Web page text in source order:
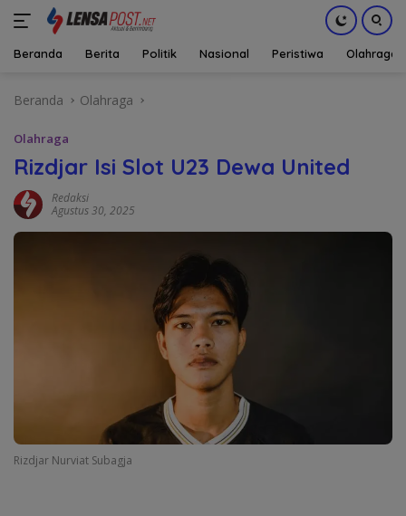
Beranda Berita Politik Nasional Peristiwa Olahraga
Beranda Olahraga
Olahraga
Rizdjar Isi Slot U23 Dewa United
Redaksi
Agustus 30, 2025
Rizdjar Nurviat Subagja